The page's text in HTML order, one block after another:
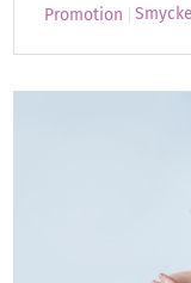
Promotion